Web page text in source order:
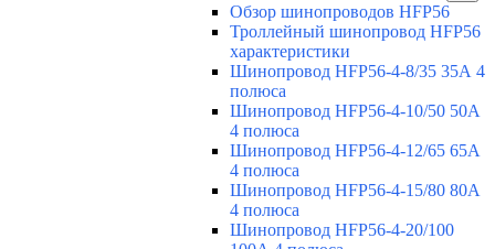
Обзор шинопроводов HFP56
Троллейный шинопровод HFP56
характеристики
Шинопровод HFP56-4-8/35 35А 4
полюса
Шинопровод HFP56-4-10/50 50А
4 полюса
Шинопровод HFP56-4-12/65 65А
4 полюса
Шинопровод HFP56-4-15/80 80А
4 полюса
Шинопровод HFP56-4-20/100